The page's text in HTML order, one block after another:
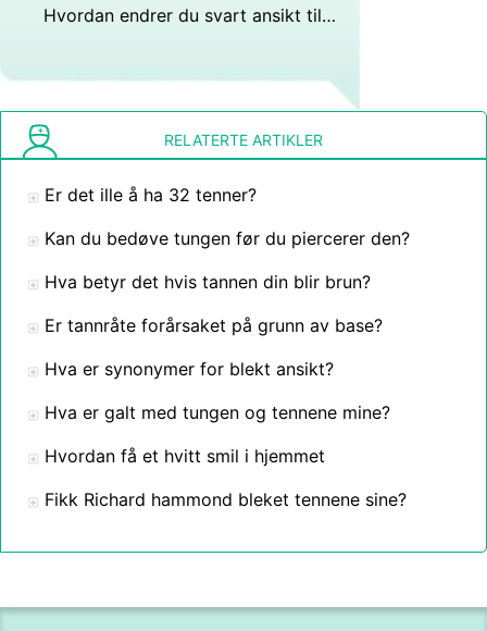
Hvordan endrer du svart ansikt til hvitt ansikt?
RELATERTE ARTIKLER
Er det ille å ha 32 tenner?
Kan du bedøve tungen før du piercerer den?
Hva betyr det hvis tannen din blir brun?
Er tannråte forårsaket på grunn av base?
Hva er synonymer for blekt ansikt?
Hva er galt med tungen og tennene mine?
Hvordan få et hvitt smil i hjemmet
Fikk Richard hammond bleket tennene sine?